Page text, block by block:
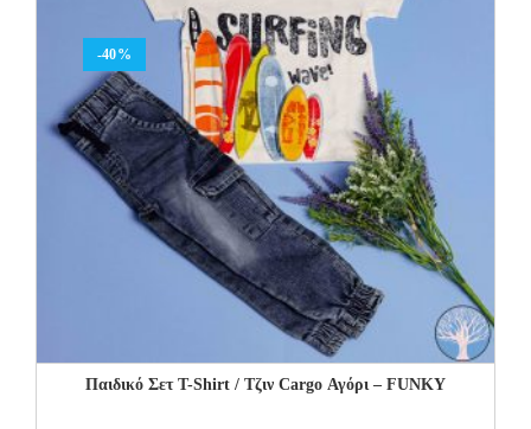
-40%
Παιδικό Σετ Τ-Shirt / Τζιν Cargo Αγόρι – FUNKY